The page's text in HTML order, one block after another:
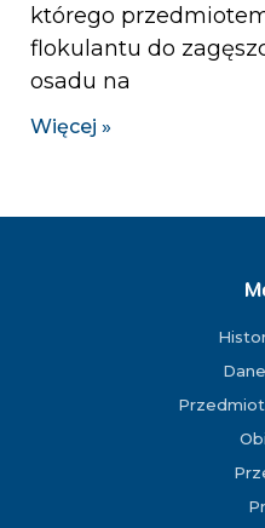
którego
flokulantu do
osadu na
Więcej »
Przedmiot